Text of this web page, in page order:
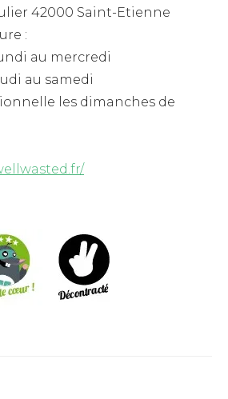
42000 Saint-Etienne
:
au mercredi
au samedi
les dimanches de